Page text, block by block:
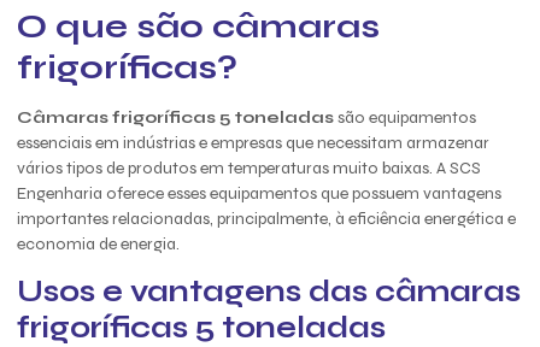
O que são câmaras
frigoríficas?
Câmaras frigoríficas 5 toneladassão equipamentos
essenciais em indústrias e empresas que necessitam armazenar
vários tipos de produtos em temperaturas muito baixas. A SCS
Engenharia oferece esses equipamentos que possuem vantagens
importantes relacionadas, principalmente, à eficiência energética e
economia de energia.
Usos e vantagens das câmaras
frigoríficas 5 toneladas